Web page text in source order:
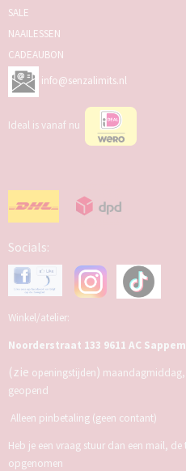
SALE
NAAILESSEN
CADEAUBON
info@senzalimits.nl
Ideal is vanaf nu
Socials:
Winkel/atelier:
Noorderstraat 133 9611 AC
(zie openingstijden)
geopend
Alleen pinbetaling (geen contant)
Heb je een vraag stuur dan een mail,
opgenomen